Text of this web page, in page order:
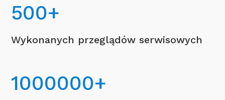
500+
Wykonanych przeglądów serwisowych
1000000+